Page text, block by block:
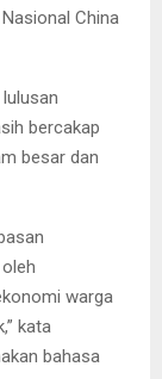
China
bercakap
besar dan
warga
kata
bahasa